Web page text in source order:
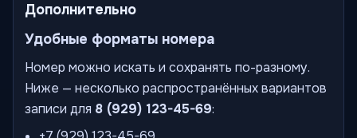
Дополнительно
Удобные форматы номера
Номер можно искать и сохранять по-разному.
Ниже — несколько распространённых вариантов
записи для 8 (929) 123-45-69: